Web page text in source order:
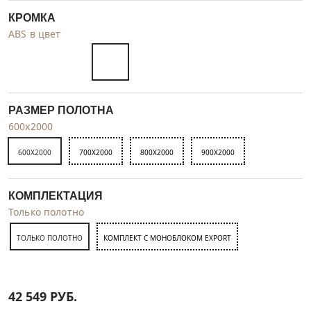
КРОМКА
ABS в цвет
РАЗМЕР ПОЛОТНА
600x2000
600X2000 700X2000 800X2000 900X2000
КОМПЛЕКТАЦИЯ
Только полотно
ТОЛЬКО ПОЛОТНО КОМПЛЕКТ С МОНОБЛОКОМ EXPORT
42 549 РУБ.